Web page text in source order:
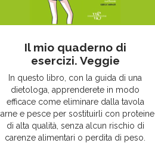
Il mio quaderno di
esercizi. Veggie
In questo libro, con la guida di una
dietologa, apprenderete in modo
efficace come eliminare dalla tavola
e pesce per sostituirli con proteine
di alta qualità, senza alcun rischio di
carenze alimentari o perdita di peso.